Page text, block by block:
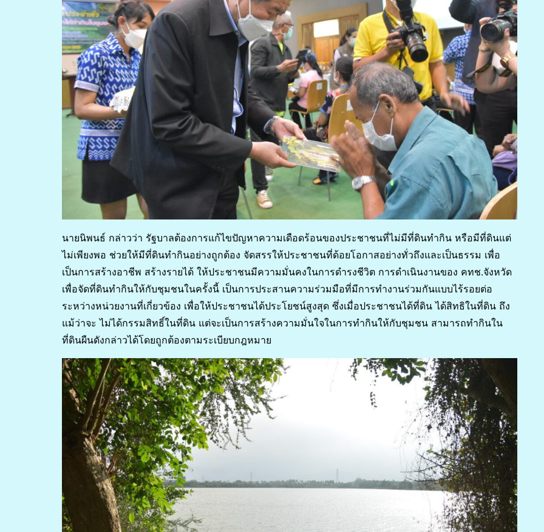
นายนิพนธ์ กล่าวว่า รัฐบาลต้องการแก้ไขปัญหาความเดือดร้อนของประชาชนที่ไม่มีที่ดินทำกิน หรือมีที่ดินแต่
ไม่เพียงพอ ช่วยให้มีที่ดินทำกินอย่างถูกต้อง จัดสรรให้ประชาชนที่ด้อยโอกาสอย่างทั่วถึงและเป็นธรรม เพื่อ
เป็นการสร้างอาชีพ สร้างรายได้ ให้ประชาชนมีความมั่นคงในการดำรงชีวิต การดำเนินงานของ คทช.จังหวัด
เพื่อจัดที่ดินทำกินให้กับชุมชนในครั้งนี้ เป็นการประสานความร่วมมือที่มีการทำงานร่วมกันแบบไร้รอยต่อ
ระหว่างหน่วยงานที่เกี่ยวข้อง เพื่อให้ประชาชนได้ประโยชน์สูงสุด ซึ่งเมื่อประชาชนได้ที่ดิน ได้สิทธิในที่ดิน ถึง
แม้ว่าจะ ไม่ได้กรรมสิทธิ์ในที่ดิน แต่จะเป็นการสร้างความมั่นใจในการทำกินให้กับชุมชน สามารถทำกินใน
ที่ดินผืนดังกล่าวได้โดยถูกต้องตามระเบียบกฎหมาย